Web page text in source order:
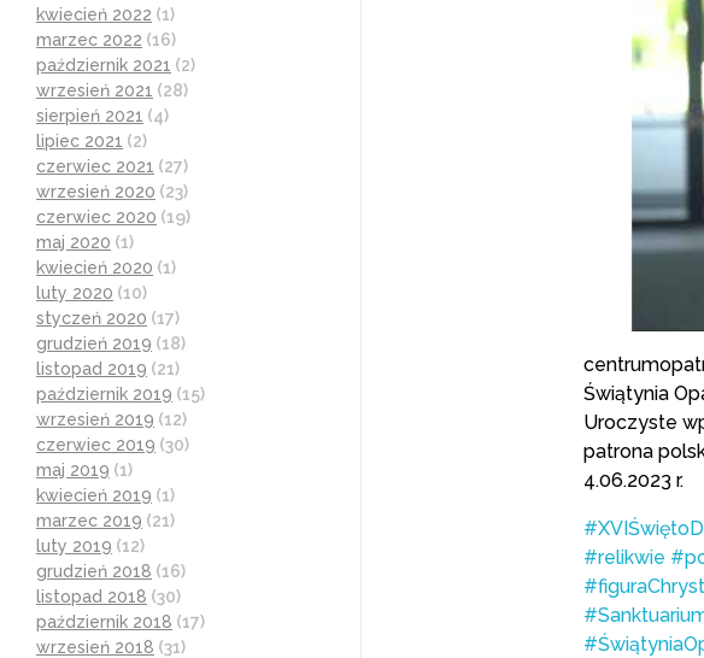
Świątynia
Uroczyste
patrona
4.06.2023 r.
#relikwie
kwiecień 2022 (1)
marzec 2022 (16)
październik 2021 (2)
wrzesień 2021 (28)
sierpień 2021 (4)
lipiec 2021 (2)
czerwiec 2021 (27)
wrzesień 2020 (23)
czerwiec 2020 (19)
maj 2020 (1)
kwiecień 2020 (1)
luty 2020 (10)
styczeń 2020 (17)
grudzień 2019 (18)
listopad 2019 (21)
październik 2019 (15)
wrzesień 2019 (12)
czerwiec 2019 (30)
maj 2019 (1)
kwiecień 2019 (1)
marzec 2019 (21)
luty 2019 (12)
grudzień 2018 (16)
listopad 2018 (30)
październik 2018 (17)
wrzesień 2018 (31)